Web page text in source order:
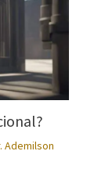
Ademilson